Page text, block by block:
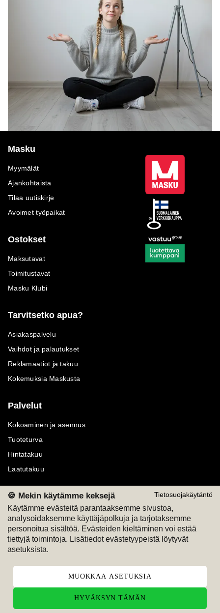
Tietosuojakäytäntö
🍪 Mekin käytämme keksejä
Käytämme evästeitä parantaaksemme sivustoa,
analysoidaksemme käyttäjäpolkuja ja tarjotaksemme
personoitua sisältöä. Evästeiden kieltäminen voi estää
tiettyjä toimintoja. Lisätiedot evästetyypeistä löytyvät
asetuksista.
MUOKKAA ASETUKSIA
HYVÄKSYN TÄMÄN
Masku
Myymälät
Ajankohtaista
Tilaa uutiskirje
Avoimet työpaikat
Ostokset
Maksutavat
Toimitustavat
Masku Klubi
Tarvitsetko apua?
Asiakaspalvelu
Vaihdot ja palautukset
Reklamaatiot ja takuu
Kokemuksia Maskusta
Palvelut
Kokoaminen ja asennus
Tuoteturva
Hintatakuu
Laatutakuu
Maksutavat
M
Seuraa meitä